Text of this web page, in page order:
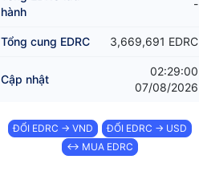
hành
-
Tổng cung EDRC 3,669,691 EDRC
Cập nhật
02:29:00
07/08/2026
ĐỔI EDRC → VND
ĐỔI EDRC → USD
↔ MUA EDRC